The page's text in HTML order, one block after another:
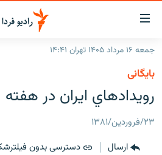
لینک‌های
قابلیت
دسترسی
بازگشت
بازگشت
منوی
اصلی
صفحه اصلی
جهان
رادیو
انتخاب کنید و بشنوید
جمعه ۱۶ مرداد ۱۴۰۵ تهران ۱۴:۴۱
بایگانی
رويدادهاي ايران در
۲۳/فروردین/۱۳۸۱
ارسال
دسترسی بدون